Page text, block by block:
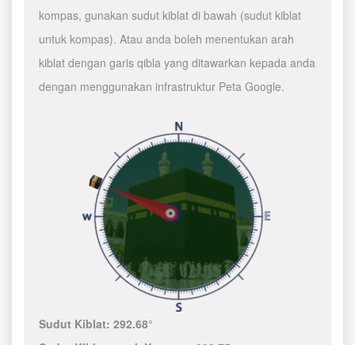
kompas, gunakan sudut kiblat di bawah (sudut kiblat
untuk kompas). Atau anda boleh menentukan arah
kiblat dengan garis qibla yang ditawarkan kepada anda
dengan menggunakan infrastruktur Peta Google.
Sudut Kiblat:292.68°